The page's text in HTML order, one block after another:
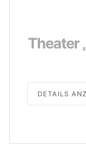
Theater
DETAILS